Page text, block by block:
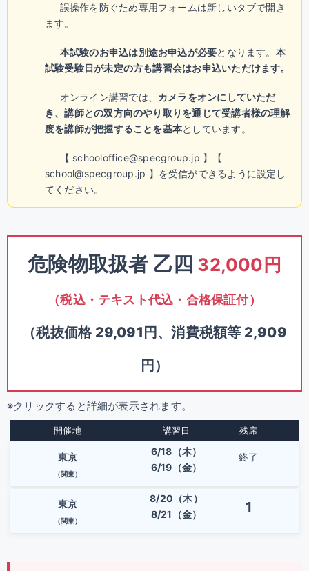
誤操作を防ぐため専用フォームは新しいタブで開き
ます。
本試験のお申込は別途お申込が必要となります。 本
試験受験日が未定の方も講習会はお申込いただけます。
オンライン講習では、 カメラをオンにしていただ
き、講師との双方向のやり取りを通じて受講者様の理解
度を講師が把握することを基本としています。
【 schooloffice@specgroup.jp 】【
school@specgroup.jp 】を受信ができるように設定し
てください。
危険物取扱者 乙四 32,000円
（税込・テキスト代込・合格保証付）
（税抜価格 29,091円、消費税額等 2,909
円）
※クリックすると詳細が表示されます。
開催地 講習日 残席
東京
（関東）
6/18（木）
6/19（金）
終了
東京
（関東）
8/20（木）
8/21（金）
1